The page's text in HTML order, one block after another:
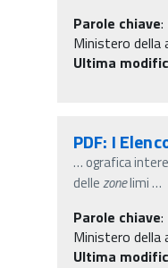
Parole chiave:
Ministero della
Ultima
PDF: I
… ografica
dellezonelimi…
Parole chiave:
Ministero della
Ultima